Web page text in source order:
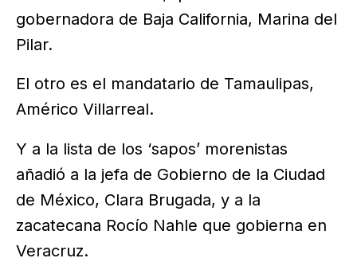
gobernadora de Baja California, Marina del
Pilar.
El otro es el mandatario de Tamaulipas,
Américo Villarreal.
Y a la lista de los ‘sapos’ morenistas
añadió a la jefa de Gobierno de la Ciudad
de México, Clara Brugada, y a la
zacatecana Rocío Nahle que gobierna en
Veracruz.